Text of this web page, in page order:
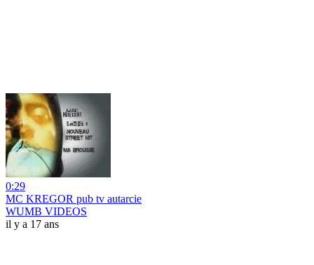
0:29
MC KREGOR pub tv autarcie
WUMB VIDEOS
il y a 17 ans